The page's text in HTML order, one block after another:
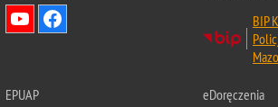
BIP
EPUAP
eDoręczenia